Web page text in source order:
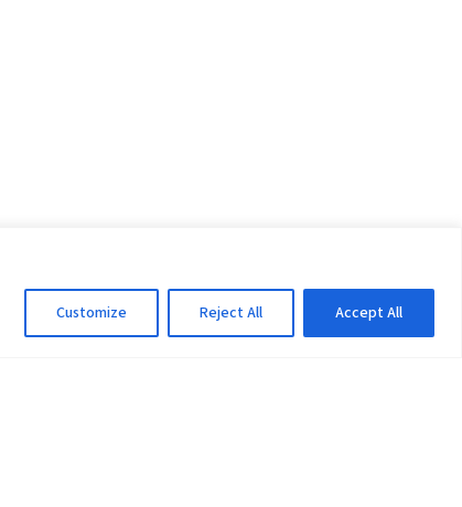
Customize Reject All Accept All